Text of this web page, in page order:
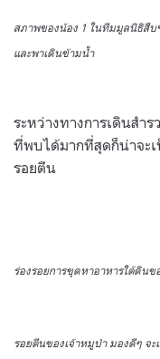
สภาพของน้อง 1 ในทีมมูลนิธิสืบ
และพาเดินข้ามน้ำ
ระหว่างทางการเดินสำ
ที่พบได้มากที่สุดก็น่าจะ
รอยตีน
ร่องรอยการขุดหาอาหารใต้ดินข
รอยตีนของเจ้าหมูป่า มองดีๆ จะ